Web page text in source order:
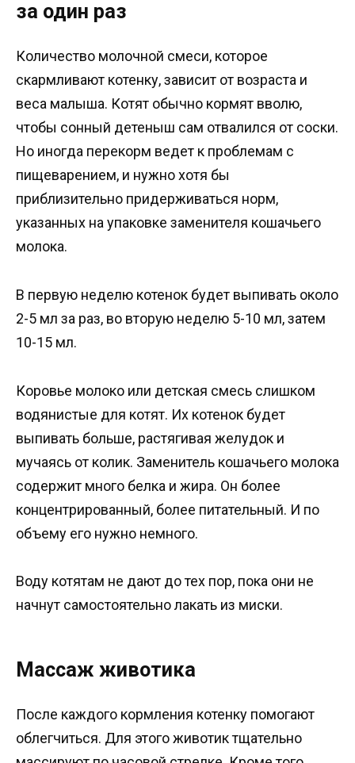
за один раз
Количество молочной смеси, которое
скармливают котенку, зависит от возраста и
веса малыша. Котят обычно кормят вволю,
чтобы сонный детеныш сам отвалился от соски.
Но иногда перекорм ведет к проблемам с
пищеварением, и нужно хотя бы
приблизительно придерживаться норм,
указанных на упаковке заменителя кошачьего
молока.
В первую неделю котенок будет выпивать около
2-5 мл за раз, во вторую неделю 5-10 мл, затем
10-15 мл.
Коровье молоко или детская смесь слишком
водянистые для котят. Их котенок будет
выпивать больше, растягивая желудок и
мучаясь от колик. Заменитель кошачьего молока
содержит много белка и жира. Он более
концентрированный, более питательный. И по
объему его нужно немного.
Воду котятам не дают до тех пор, пока они не
начнут самостоятельно лакать из миски.
Массаж животика
После каждого кормления котенку помогают
облегчиться. Для этого животик тщательно